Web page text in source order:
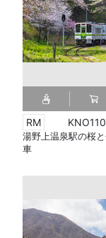
湯野上温泉駅の桜
車